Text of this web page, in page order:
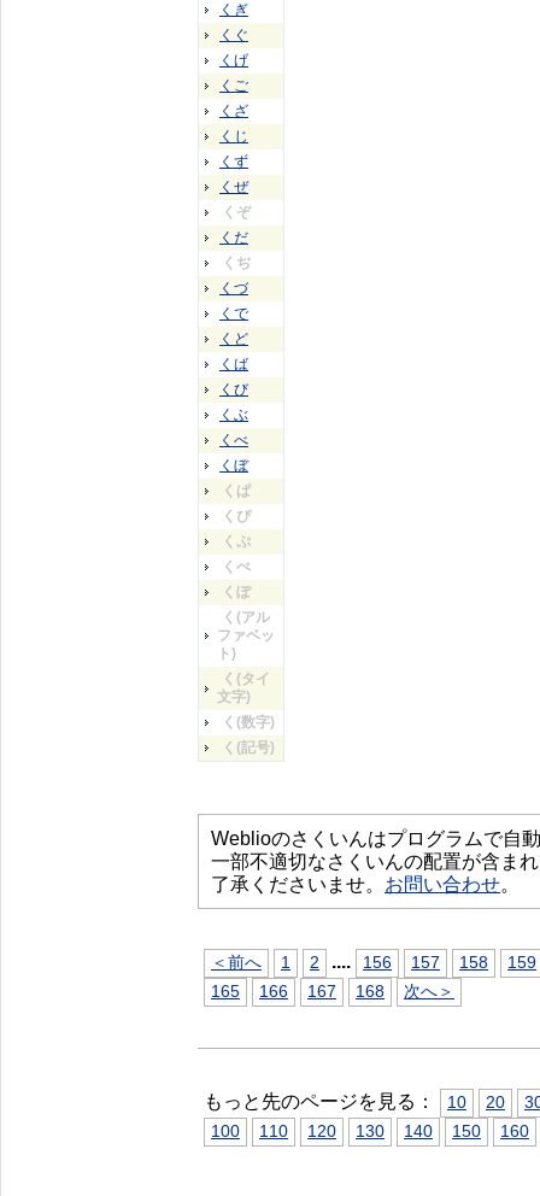
くぎ
くぐ
くげ
くご
くざ
くじ
くず
くぜ
くぞ
くだ
くぢ
くづ
くで
くど
くば
くび
くぶ
くべ
くぼ
くぱ
くぴ
くぷ
くぺ
くぽ
く(アル
ファベッ
ト)
く(タイ
文字)
く(数字)
く(記号)
Weblioのさくいんはプログラムで自
一部不適切なさくいんの配置が含ま
了承くださいませ。 お問い合わせ。
＜前へ 1 2 .... 156 157 158
159
165
166 167 168 次へ＞
もっと先のページを見る： 10 20
100
110 120 130 140 150 160